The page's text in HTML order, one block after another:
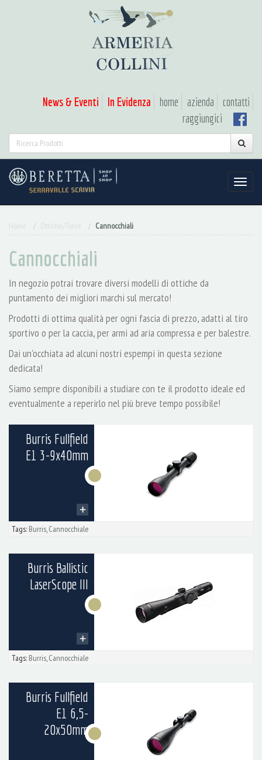
News & Eventi In Evidenza home azienda
contatti
raggiungici
Cannocchiali
Cannocchiali
In negozio potrai trovare diversi modelli di ottiche da
puntamento dei migliori marchi sul mercato!
Prodotti di ottima qualità per ogni fascia di prezzo, adatti al tiro
sportivo o per la caccia, per armi ad aria compressa e per balestre.
Dai un'occhiata ad alcuni nostri espempi in questa sezione
dedicata!
Siamo sempre disponibili a studiare con te il prodotto ideale ed
eventualmente a reperirlo nel più breve tempo possibile!
Burris Fullfield
E1 3-9x40mm
Tags: Burris,Cannocchiale
Burris Ballistic
LaserScope III
Tags: Burris,Cannocchiale
Burris Fullfield
E1 6,5-
20x50mm